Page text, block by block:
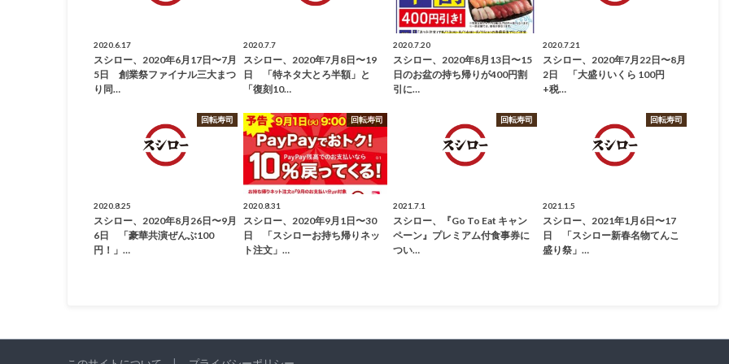
2020.6.17
スシロー、2020年6月17日〜7月
5日 創業祭ファイナル三大まつ
り同…
2020.7.7
スシロー、2020年7月8日〜19
日 「特ネタ大とろ半額」と
「復刻10…
2020.7.20
スシロー、2020年8月13日〜15
日のお盆の持ち帰りが400円割
引に…
2020.7.21
スシロー、2020年7月22日〜8月
2日 「大盛りいくら 100円
+税…
回転寿司
2020.8.25
スシロー、2020年8月26日〜9月
6日 「豪華共演ぜんぶ100
円！」…
回転寿司
2020.8.31
スシロー、2020年9月1日〜30
日 「スシローお持ち帰りネッ
ト注文」…
回転寿司
2021.7.1
スシロー、『Go To Eat キャン
ペーン』プレミアム付食事券に
つい…
回転寿司
2021.1.5
スシロー、2021年1月6日〜17
日 「スシロー新春名物てんこ
盛り祭」…